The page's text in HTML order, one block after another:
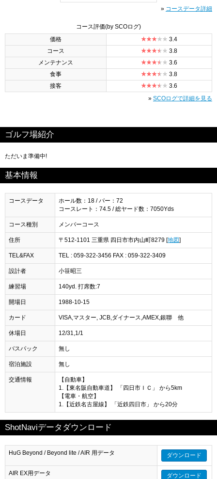
» コースデータ詳細
コース評価(by SCOログ)
価格
3.4
コース
3.8
メンテナンス
3.6
食事
3.8
接客
3.6
» SCOログで詳細を見る
ゴルフ場紹介
ただいま準備中!
基本情報
コースデータ
ホール数：18 / パー：72
コースレート：74.5 / 総ヤード数：7050Yds
コース種別 メンバーコース
住所 〒512-1101 三重県 四日市市内山町8279 [地図]
TEL&FAX TEL : 059-322-3456 FAX : 059-322-3409
設計者 小笹昭三
練習場 140yd. 打席数:7
開場日 1988-10-15
カード VISA,マスター, JCB,ダイナース,AMEX,銀聯 他
休場日 12/31,1/1
バスパック 無し
宿泊施設 無し
交通情報
【自動車】
1.【東名阪自動車道】 「四日市ＩＣ」 から5km
【電車・航空】
1.【近鉄名古屋線】 「近鉄四日市」 から20分
ShotNaviデータダウンロード
HuG Beyond / Beyond lite / AIR 用データ ダウンロード
AIR EX用データ ダウンロード